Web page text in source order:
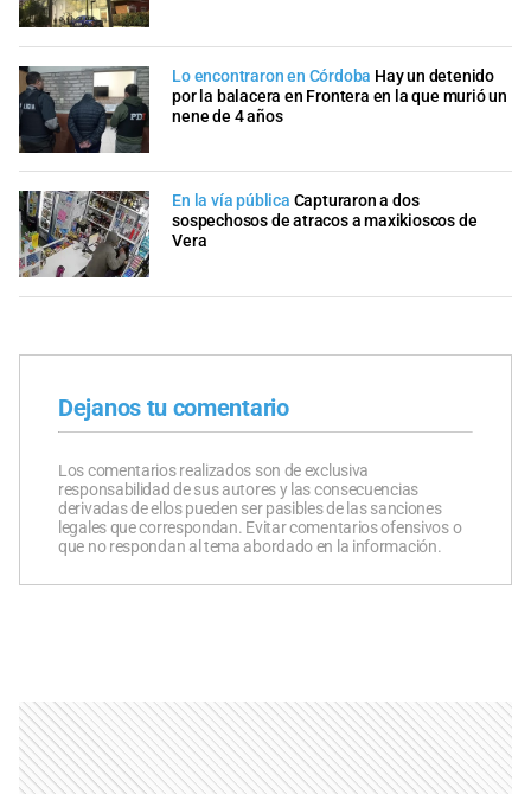
Lo encontraron en Córdoba Hay un detenido
por la balacera en Frontera en la que murió un
nene de 4 años
En la vía pública Capturaron a dos
sospechosos de atracos a maxikioscos de
Vera
Dejanos tu comentario
Los comentarios realizados son de exclusiva
responsabilidad de sus autores y las consecuencias
derivadas de ellos pueden ser pasibles de las sanciones
legales que correspondan. Evitar comentarios ofensivos o
que no respondan al tema abordado en la información.